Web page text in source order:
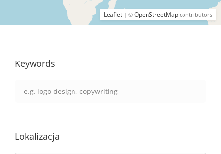
Leaflet | © OpenStreetMap contributors
Keywords
Lokalizacja